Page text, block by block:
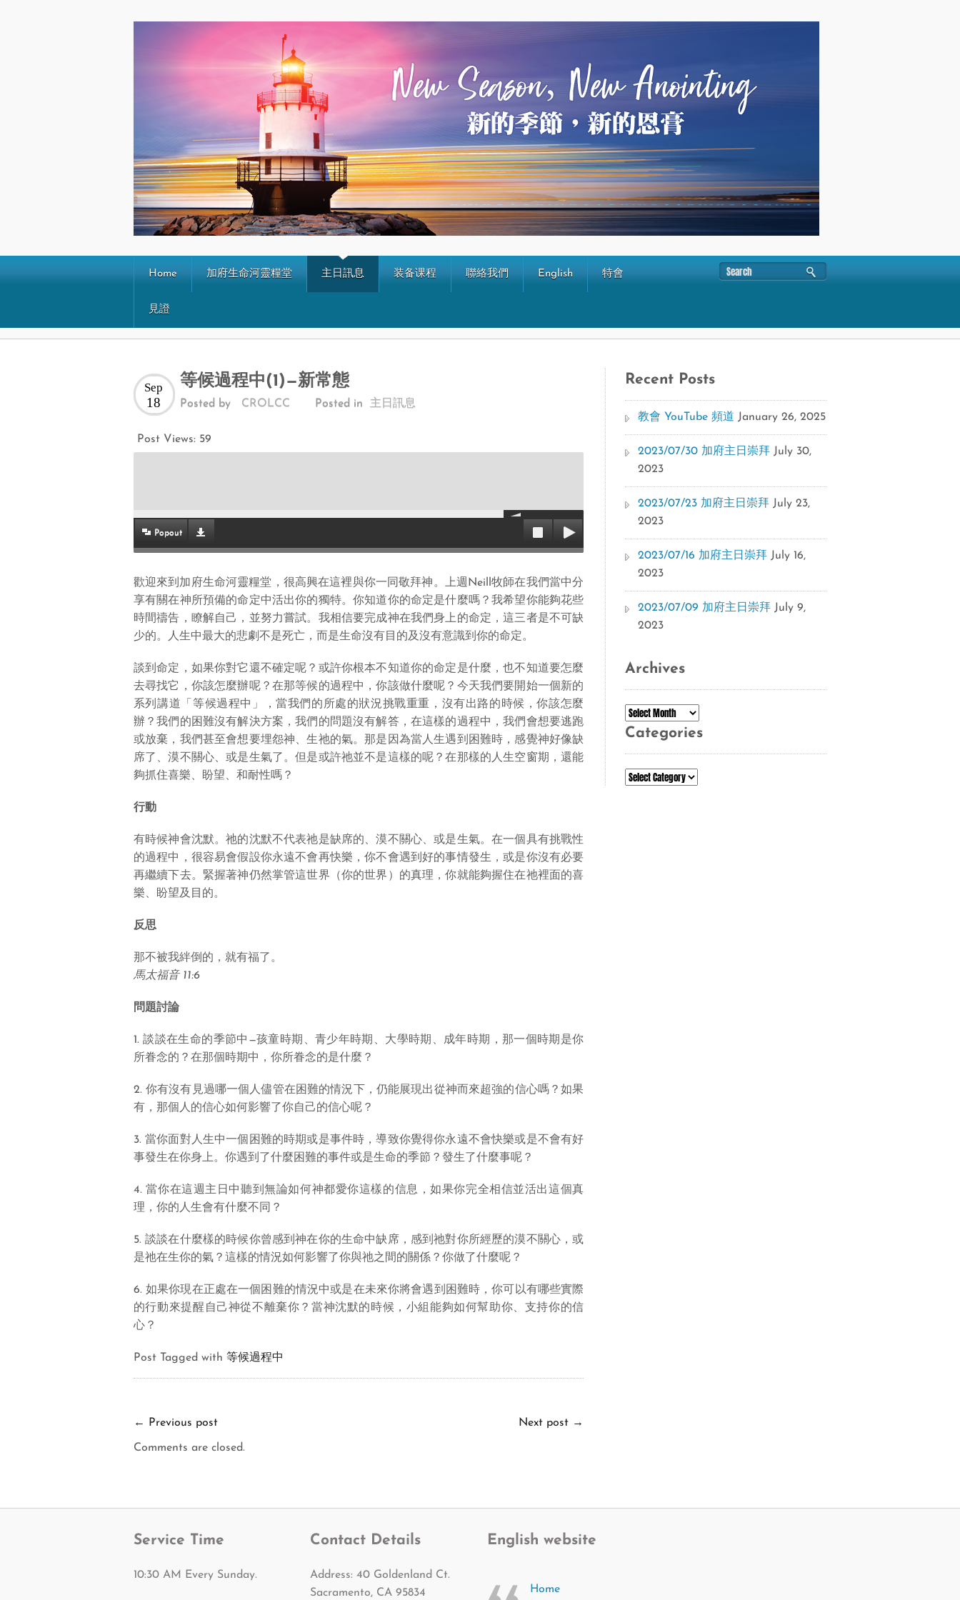
Home 加府生命河靈糧堂 主日訊息 装备课程 聯絡我們 English 特會
見證
等候過程中(1)—新常態
Sep
18 Posted by CROLCC Posted in 主日訊息
Post Views: 59
Popout
歡迎來到加府生命河靈糧堂，很高興在這裡與你一同敬拜神。上週Neill牧師在我們當中分
享有關在神所預備的命定中活出你的獨特。你知道你的命定是什麼嗎？我希望你能夠花些
時間禱告，瞭解自己，並努力嘗試。我相信要完成神在我們身上的命定，這三者是不可缺
少的。人生中最大的悲劇不是死亡，而是生命沒有目的及沒有意識到你的命定。
談到命定，如果你對它還不確定呢？或許你根本不知道你的命定是什麼，也不知道要怎麼
去尋找它，你該怎麼辦呢？在那等候的過程中，你該做什麼呢？今天我們要開始一個新的
系列講道「等候過程中」，當我們的所處的狀況挑戰重重，沒有出路的時候，你該怎麼
辦？我們的困難沒有解決方案，我們的問題沒有解答，在這樣的過程中，我們會想要逃跑
或放棄，我們甚至會想要埋怨神、生祂的氣。那是因為當人生遇到困難時，感覺神好像缺
席了、漠不關心、或是生氣了。但是或許祂並不是這樣的呢？在那樣的人生空窗期，還能
夠抓住喜樂、盼望、和耐性嗎？
行動
有時候神會沈默。祂的沈默不代表祂是缺席的、漠不關心、或是生氣。在一個具有挑戰性
的過程中，很容易會假設你永遠不會再快樂，你不會遇到好的事情發生，或是你沒有必要
再繼續下去。緊握著神仍然掌管這世界（你的世界）的真理，你就能夠握住在祂裡面的喜
樂、盼望及目的。
反思
那不被我絆倒的，就有福了。
馬太福音 11:6
問題討論
1. 談談在生命的季節中—孩童時期、青少年時期、大學時期、成年時期，那一個時期是你
所眷念的？在那個時期中，你所眷念的是什麼？
2. 你有沒有見過哪一個人儘管在困難的情況下，仍能展現出從神而來超強的信心嗎？如果
有，那個人的信心如何影響了你自己的信心呢？
3. 當你面對人生中一個困難的時期或是事件時，導致你覺得你永遠不會快樂或是不會有好
事發生在你身上。你遇到了什麼困難的事件或是生命的季節？發生了什麼事呢？
4. 當你在這週主日中聽到無論如何神都愛你這樣的信息，如果你完全相信並活出這個真
理，你的人生會有什麼不同？
5. 談談在什麼樣的時候你曾感到神在你的生命中缺席，感到祂對你所經歷的漠不關心，或
是祂在生你的氣？這樣的情況如何影響了你與祂之間的關係？你做了什麼呢？
6. 如果你現在正處在一個困難的情況中或是在未來你將會遇到困難時，你可以有哪些實際
的行動來提醒自己神從不離棄你？當神沈默的時候，小組能夠如何幫助你、支持你的信
心？
Post Tagged with 等候過程中
← Previous post Next post →
Comments are closed.
Recent Posts
教會 YouTube 頻道 January 26, 2025
2023/07/30 加府主日崇拜 July 30,
2023
2023/07/23 加府主日崇拜 July 23,
2023
2023/07/16 加府主日崇拜 July 16,
2023
2023/07/09 加府主日崇拜 July 9,
2023
Archives
Archives
Categories
Categories
Service Time
10:30 AM Every Sunday.
Contact Details
Address: 40 Goldenland Ct.
Sacramento, CA 95834
English website
Home